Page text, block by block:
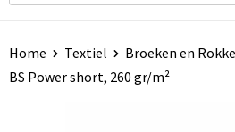
Home Textiel Broeken en
BS Power short, 260 gr/m²